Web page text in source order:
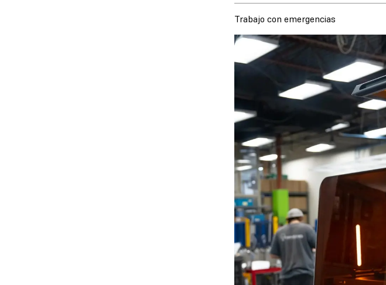
Trabajo con emergencias